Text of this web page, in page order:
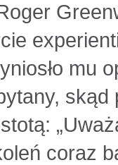
mu
skąd
coraz